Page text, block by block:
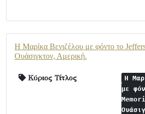
Η Μαρίκα Βενιζέλου με φόντο το
Ουάσιγκτον, Αμερική.
Κύριος Τίτλος
Η
με